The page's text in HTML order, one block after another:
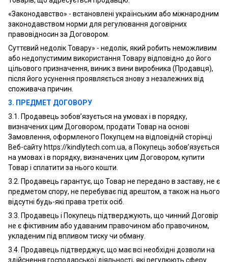
«Законодавство» - встановлені українським або міжнародним
законодавством норми для регулювання договірних
правовідносин за Договором.
Суттєвий недолік Товару» - недолік, який робить неможливим
або недопустимим використання Товару відповідно до його
цільового призначення, виник з вини виробника (Продавця),
після його усунення проявляється знову з незалежних від
споживача причин.
3. ПРЕДМЕТ ДОГОВОРУ
3.1. Продавець зобов’язується на умовах і в порядку,
визначених цим Договором, продати Товар на основі
Замовлення, оформленого Покупцем на відповідній сторінці
Веб-сайту https://kindlytech.com.ua, а Покупець зобов’язується
на умовах і в порядку, визначених цим Договором, купити
Товар і сплатити за нього кошти.
3.2. Продавець гарантує, що Товар не передано в заставу, не є
предметом спору, не перебуває під арештом, а також на нього
відсутні будь-які права третіх осіб.
3.3. Продавець і Покупець підтверджують, що чинний Договір
не є фіктивним або удаваним правочином або правочином,
укладеним під впливом тиску чи обману.
3.4. Продавець підтверджує, що має всі необхідні дозволи на
здійснення господарської діяльності, які регулюють сферу